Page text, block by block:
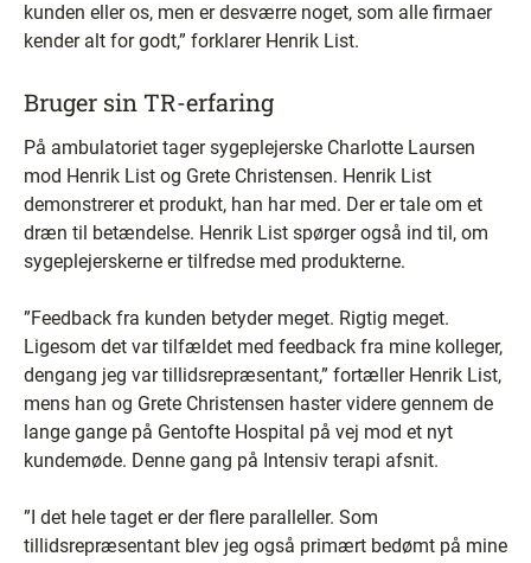
kunden eller os, men er desværre noget, som alle firmaer
kender alt for godt,” forklarer Henrik List.
Bruger sin TR-erfaring
På ambulatoriet tager sygeplejerske Charlotte Laursen
mod Henrik List og Grete Christensen. Henrik List
demonstrerer et produkt, han har med. Der er tale om et
dræn til betændelse. Henrik List spørger også ind til, om
sygeplejerskerne er tilfredse med produkterne.
”Feedback fra kunden betyder meget. Rigtig meget.
Ligesom det var tilfældet med feedback fra mine kolleger,
dengang jeg var tillidsrepræsentant,” fortæller Henrik List,
mens han og Grete Christensen haster videre gennem de
lange gange på Gentofte Hospital på vej mod et nyt
kundemøde. Denne gang på Intensiv terapi afsnit.
”I det hele taget er der flere paralleller. Som
tillidsrepræsentant blev jeg også primært bedømt på mine